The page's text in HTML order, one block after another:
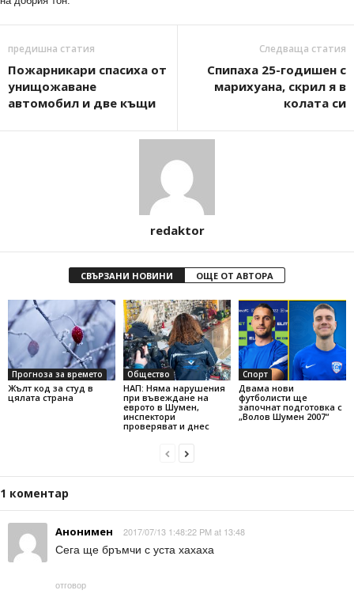
предишна статия
Пожарникари спасиха от
унищожаване
автомобил и две къщи
Следваща статия
Спипаха 25-годишен с
марихуана, скрил я в
колата си
redaktor
СВЪРЗАНИ НОВИНИ ОЩЕ ОТ АВТОРА
Прогноза за времето
Жълт код за студ в
цялата страна
Общество
НАП: Няма нарушения
при въвеждане на
еврото в Шумен,
инспектори
проверяват и днес
Спорт
Двама нови
футболисти ще
започнат подготовка с
„Волов Шумен 2007“
1 коментар
Анонимен
2017/07/13 1:48:22 PM at 13:48
Сега ще бръмчи с уста хахаха
отговор